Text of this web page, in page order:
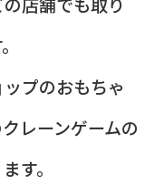
プのおもちゃ
レーンゲームの
す。